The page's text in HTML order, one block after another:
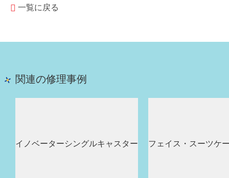
一覧に戻る
関連の修理事例